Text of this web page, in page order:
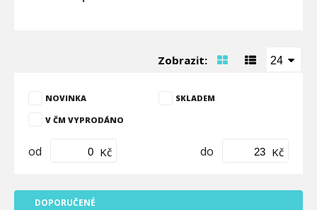
Zobrazit: 24
NOVINKA SKLADEM
V ČM VYPRODÁNO
od Kč do Kč
DOPORUČENÉ